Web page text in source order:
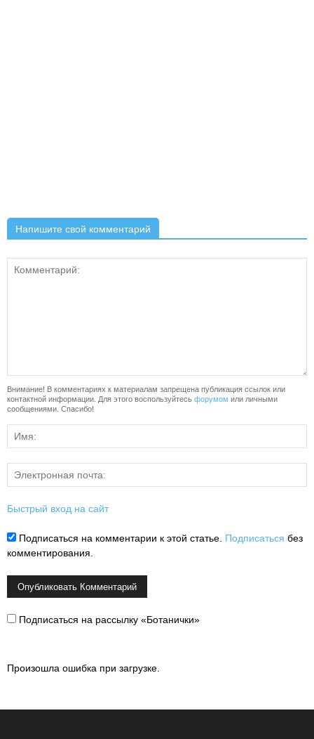
Напишите свой комментарий
Внимание! В комментариях к материалам запрещена публикация ссылок или
контактной информации. Для этого воспользуйтесь форумом или личными
сообщениями. Спасибо!
Быстрый вход на сайт
Подписаться на комментарии к этой статье. Подписаться без
комментирования.
Подписаться на рассылку «Ботанички»
Произошла ошибка при загрузке.